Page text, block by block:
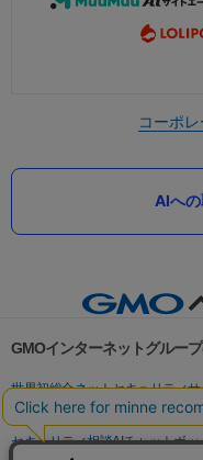
コーポ
AIへ
GMOインターネットグルー
世界初総合ネットセキュリティサ
パスワード漏洩診断
Webサイ
セキュリティ相談AIチャットボッ